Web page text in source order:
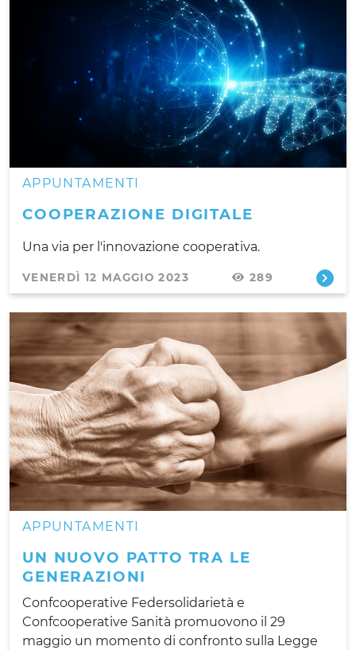
APPUNTAMENTI
COOPERAZIONE DIGITALE
Una via per l'innovazione cooperativa.
VENERDÌ 12 MAGGIO 2023 289
APPUNTAMENTI
UN NUOVO PATTO TRA LE
GENERAZIONI
Confcooperative Federsolidarietà e
Confcooperative Sanità promuovono il 29
maggio un momento di confronto sulla Legge